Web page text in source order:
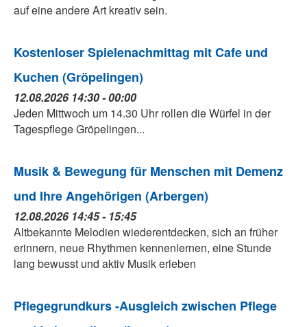
auf eine andere Art kreativ sein.
Kostenloser Spielenachmittag mit Cafe und
Kuchen (Gröpelingen)
12.08.2026 14:30 - 00:00
Jeden Mittwoch um 14.30 Uhr rollen die Würfel in der
Tagespflege Gröpelingen...
Musik & Bewegung für Menschen mit Demenz
und Ihre Angehörigen (Arbergen)
12.08.2026 14:45 - 15:45
Altbekannte Melodien wiederentdecken, sich an früher
erinnern, neue Rhythmen kennenlernen, eine Stunde
lang bewusst und aktiv Musik erleben
Pflegegrundkurs -Ausgleich zwischen Pflege